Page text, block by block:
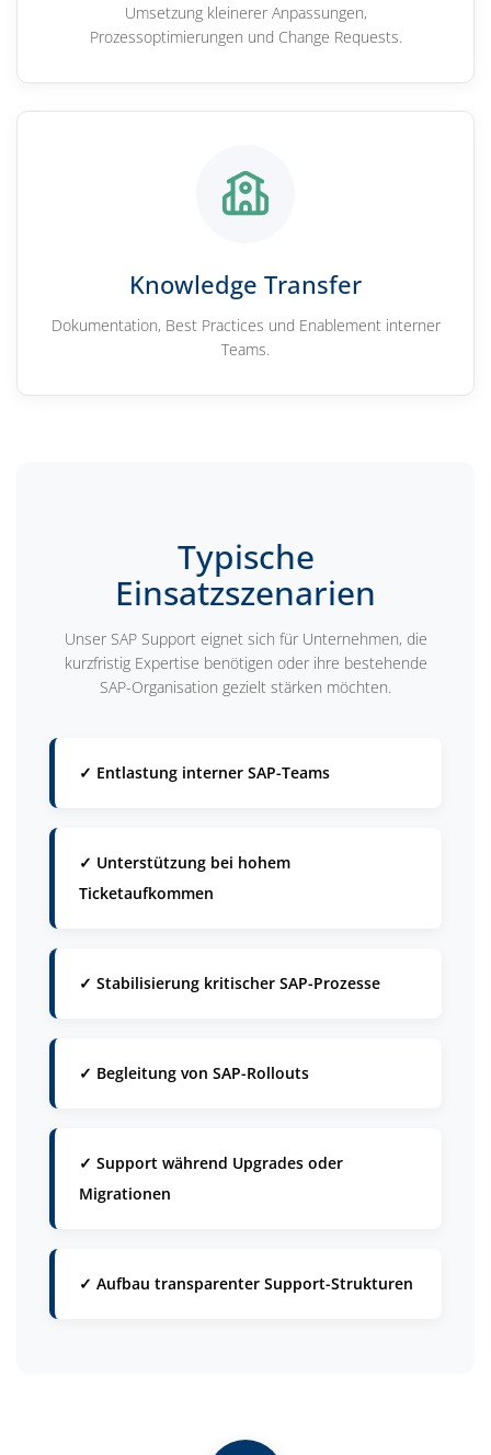
Umsetzung kleinerer Anpassungen,
Prozessoptimierungen und Change Requests.
Knowledge Transfer
Dokumentation, Best Practices und Enablement interner
Teams.
Typische
Einsatzszenarien
Unser SAP Support eignet sich für Unternehmen, die
kurzfristig Expertise benötigen oder ihre bestehende
SAP-Organisation gezielt stärken möchten.
✓ Entlastung interner SAP-Teams
✓ Unterstützung bei hohem
Ticketaufkommen
✓ Stabilisierung kritischer SAP-Prozesse
✓ Begleitung von SAP-Rollouts
✓ Support während Upgrades oder
Migrationen
✓ Aufbau transparenter Support-Strukturen